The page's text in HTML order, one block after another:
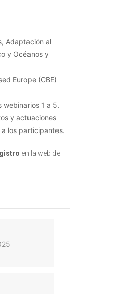
Adaptación al
y Océanos y
Europe (CBE)
webinarios 1 a 5.
y actuaciones
los participantes.
en la web del